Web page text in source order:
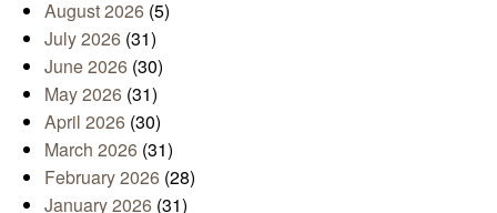
August 2026 (5)
July 2026 (31)
June 2026 (30)
May 2026 (31)
April 2026 (30)
March 2026 (31)
February 2026 (28)
January 2026 (31)